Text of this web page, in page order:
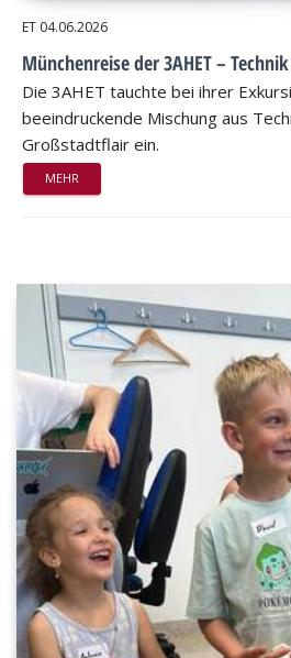
ET 04.06.2026
Münchenreise der 3AHET –
Die 3AHET tauchte bei ihrer
beeindruckende Mischung aus
Großstadtflair ein.
MEHR